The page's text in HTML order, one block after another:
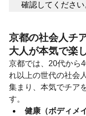
確認してください
京都の社会人チ
大人が本気で楽
京都では、20代から
れ以上の世代の社会
集まり、本気でチア
す。
健康（ボディメ